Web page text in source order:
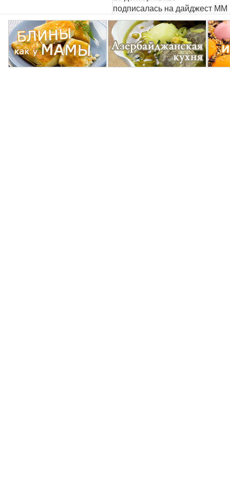
подписалась на дайджест ММ